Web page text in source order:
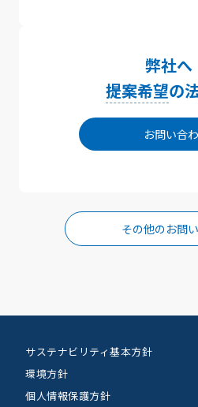
弊社へ
提案希望の
お問い合
その他のお問
サステナビリティ基本方針
環境方針
個人情報保護方針